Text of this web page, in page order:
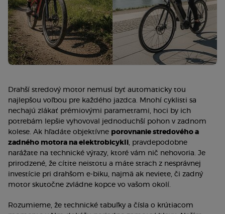
Drahší stredový motor nemusí byť automaticky tou
najlepšou voľbou pre každého jazdca. Mnohí cyklisti sa
nechajú zlákať prémiovými parametrami, hoci by ich
potrebám lepšie vyhovoval jednoduchší pohon v zadnom
kolese. Ak hľadáte objektívne porovnanie stredového a
zadného motora na elektrobicykli, pravdepodobne
narážate na technické výrazy, ktoré vám nič nehovoria. Je
prirodzené, že cítite neistotu a máte strach z nesprávnej
investície pri drahšom e-biku, najmä ak neviete, či zadný
motor skutočne zvládne kopce vo vašom okolí.
Rozumieme, že technické tabuľky a čísla o krútiacom